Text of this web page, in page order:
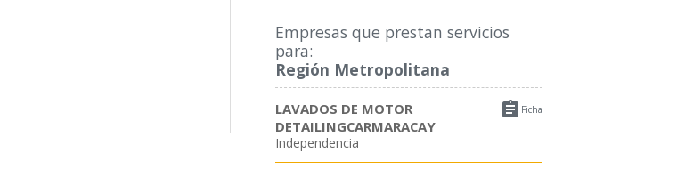
Empresas que prestan servicios
para:
Región Metropolitana
 Ficha
LAVADOS DE MOTOR
DETAILINGCARMARACAY
Independencia